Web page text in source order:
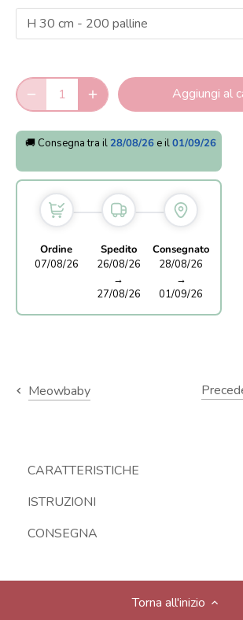
H 30 cm - 200 palline
Aggiungi al
🚚 Consegna tra il 28/08/26 e il01/09/26
Ordine
07/08/26
Spedito
26/08/26
→
27/08/26
Consegnato
28/08/26
→
01/09/26
Meowbaby
CARATTERISTICHE
ISTRUZIONI
CONSEGNA
Torna all'inizio